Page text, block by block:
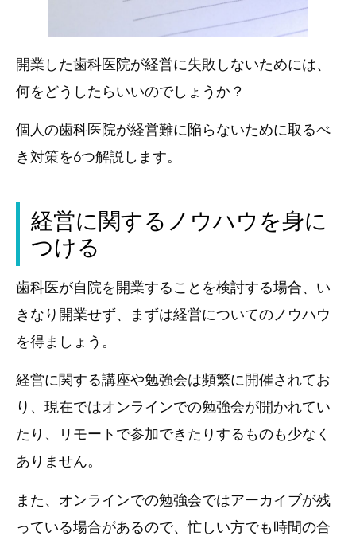
開業した歯科医院が経営に失敗しないためには、
何をどうしたらいいのでしょうか？
個人の歯科医院が経営難に陥らないために取るべ
き対策を6つ解説します。
経営に関するノウハウを身に
つける
歯科医が自院を開業することを検討する場合、い
きなり開業せず、まずは経営についてのノウハウ
を得ましょう。
経営に関する講座や勉強会は頻繁に開催されてお
り、現在ではオンラインでの勉強会が開かれてい
たり、リモートで参加できたりするものも少なく
ありません。
また、オンラインでの勉強会ではアーカイブが残
っている場合があるので、忙しい方でも時間の合